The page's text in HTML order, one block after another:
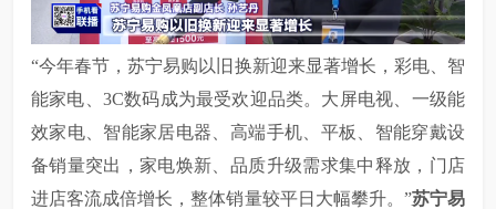
“今年春节，苏宁易购以旧换新迎来显著增长，彩电、智
能家电、3C数码成为最受欢迎品类。大屏电视、一级能
效家电、智能家居电器、高端手机、平板、智能穿戴设
备销量突出，家电焕新、品质升级需求集中释放，门店
进店客流成倍增长，整体销量较平日大幅攀升。”苏宁易